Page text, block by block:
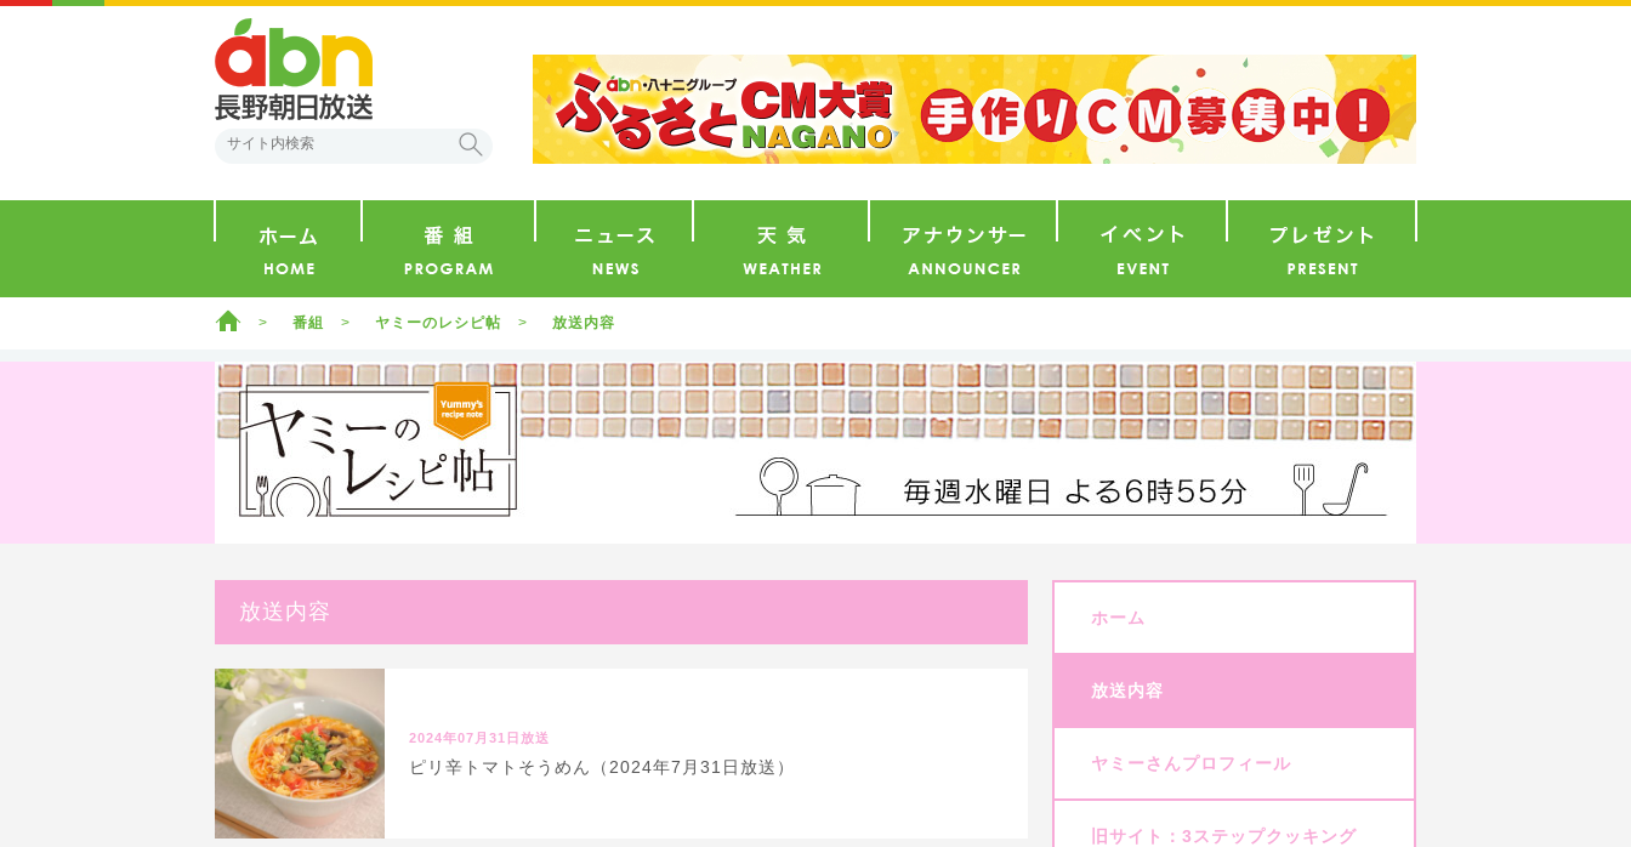
ホーム 番組 ヤミーのレシピ帖 放送内容
放送内容
2024年07月31日放送
ピリ辛トマトそうめん（2024年7月31日放送）
ホーム
放送内容
ヤミーさんプロフィール
旧サイト：3ステップクッキング